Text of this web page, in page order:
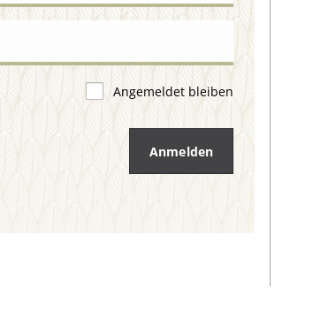
Angemeldet bleiben
Anmelden